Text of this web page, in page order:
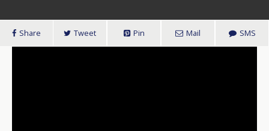
Share Tweet Pin Mail SMS